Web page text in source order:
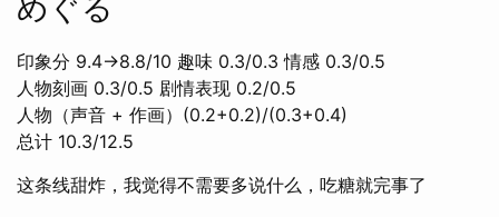
めぐる
印象分 9.4→8.8/10 趣味 0.3/0.3 情感 0.3/0.5
人物刻画 0.3/0.5 剧情表现 0.2/0.5
人物（声音 + 作画）(0.2+0.2)/(0.3+0.4)
总计 10.3/12.5
这条线甜炸，我觉得不需要多说什么，吃糖就完事了